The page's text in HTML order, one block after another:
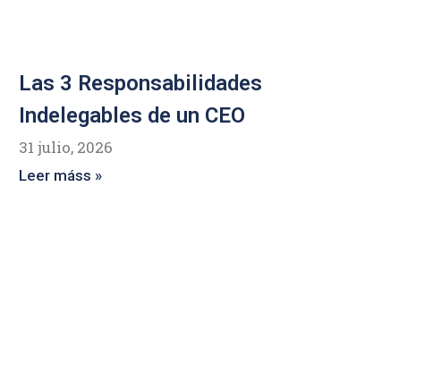
Las 3 Responsabilidades
Indelegables de un CEO
31 julio, 2026
Leer máss »